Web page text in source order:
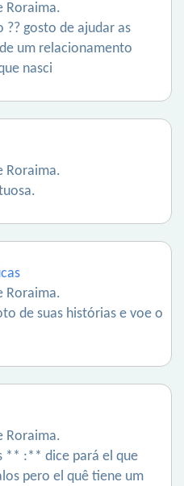
Roraima.
?? gosto de ajudar as
um relacionamento
nasci
Roraima.
Roraima.
de suas histórias e voe o
Roraima.
** :** dice pará el que
pero el quê tiene um